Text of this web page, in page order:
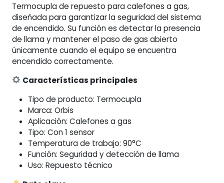
Termocupla de repuesto para calefones a gas,
diseñada para garantizar la seguridad del sistema
de encendido. Su función es detectar la presencia
de llama y mantener el paso de gas abierto
únicamente cuando el equipo se encuentra
encendido correctamente.
Características principales
Tipo de producto: Termocupla
Marca: Orbis
Aplicación: Calefones a gas
Tipo: Con 1 sensor
Temperatura de trabajo: 90°C
Función: Seguridad y detección de llama
Uso: Repuesto técnico